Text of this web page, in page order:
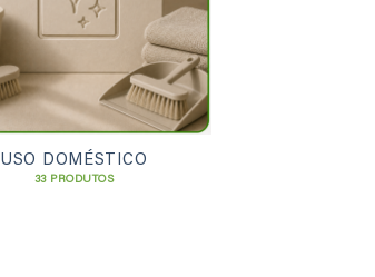
USO DOMÉSTICO
33 PRODUTOS